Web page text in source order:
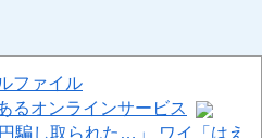
ファイル
るオンラインサービス
騙し取られた…」 ワイ「はえ